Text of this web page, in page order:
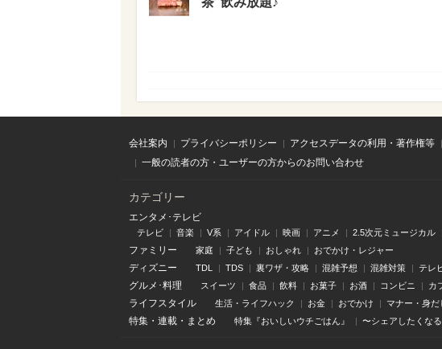
会社案内 プライバシーポリシー アクセスデータの利用・著作権等
一般の読者の方・ユーザーの方からのお問い合わせ
カテゴリー
エンタメ･テレビ
テレビ 音楽 V系 アイドル 映画 アニメ 2.5次元ミュージカル
ファミリー 家庭 子ども おしゃれ おでかけ・レジャー
ディズニー TDL TDS 裏ワザ・攻略 混雑予想 混雑対策 テレ
グルメ･料理 スイーツ 食品 飲料 お菓子 お酒 コンビニ カ
ライフスタイル 生活・ライフハック お金 おでかけ マナー・身だ
特集 ・ 連載 ・ まとめ 特集『おいしいウチごはん』 〜シェアしたくな